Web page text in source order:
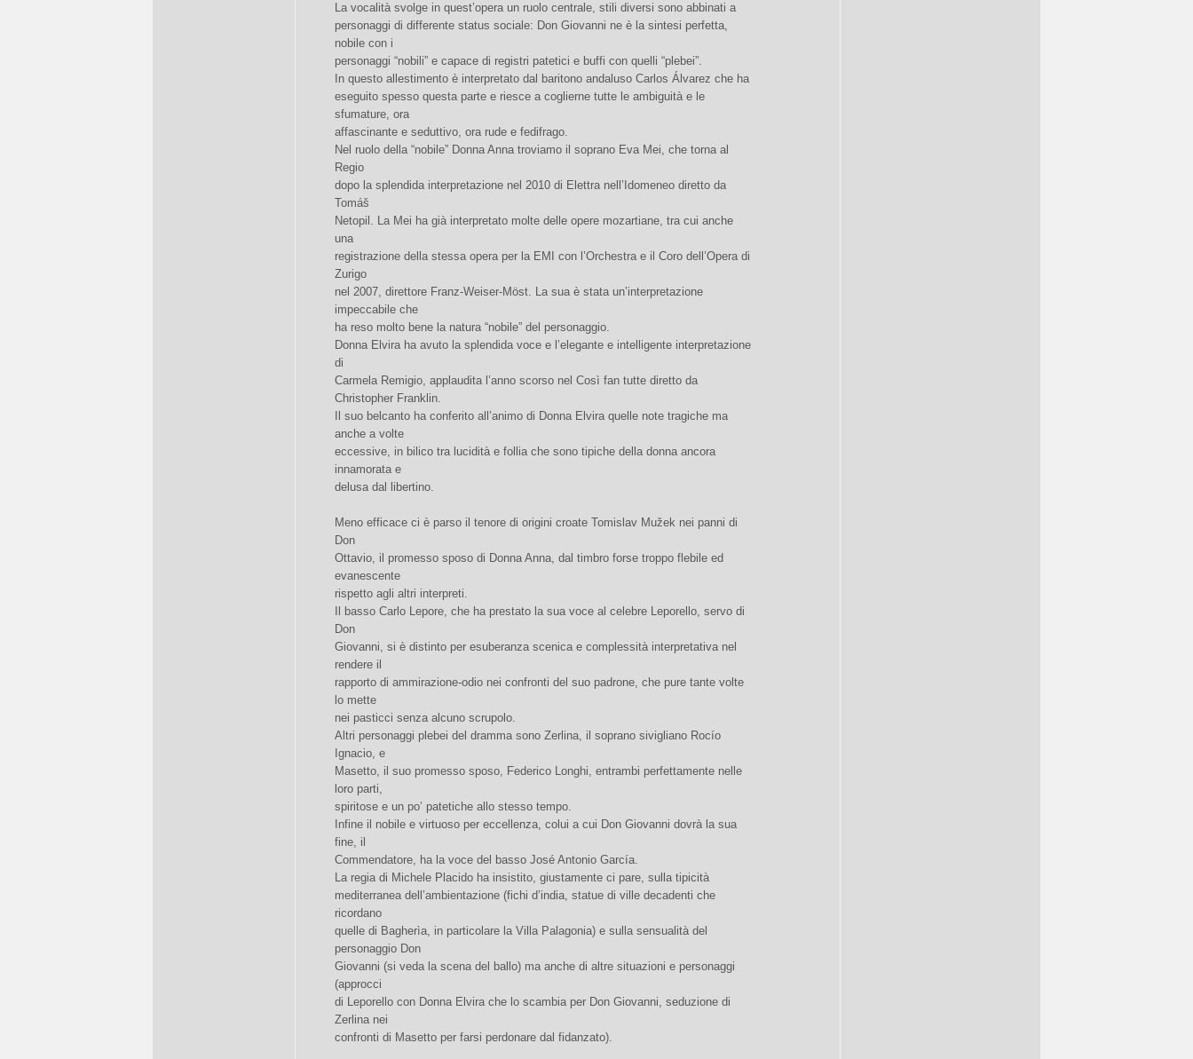
La vocalità svolge in quest’opera un ruolo centrale, stili diversi sono abbinati a
personaggi di differente status sociale: Don Giovanni ne è la sintesi perfetta,
nobile con i
personaggi “nobili” e capace di registri patetici e buffi con quelli “plebei”.
In questo allestimento è interpretato dal baritono andaluso Carlos Álvarez che ha
eseguito spesso questa parte e riesce a coglierne tutte le ambiguità e le
sfumature, ora
affascinante e seduttivo, ora rude e fedifrago.
Nel ruolo della “nobile” Donna Anna troviamo il soprano Eva Mei, che torna al
Regio
dopo la splendida interpretazione nel 2010 di Elettra nell’Idomeneo diretto da
Tomáš
Netopil. La Mei ha già interpretato molte delle opere mozartiane, tra cui anche
una
registrazione della stessa opera per la EMI con l’Orchestra e il Coro dell’Opera di
Zurigo
nel 2007, direttore Franz-Weiser-Möst. La sua è stata un’interpretazione
impeccabile che
ha reso molto bene la natura “nobile” del personaggio.
Donna Elvira ha avuto la splendida voce e l’elegante e intelligente interpretazione
di
Carmela Remigio, applaudita l’anno scorso nel Così fan tutte diretto da
Christopher Franklin.
Il suo belcanto ha conferito all’animo di Donna Elvira quelle note tragiche ma
anche a volte
eccessive, in bilico tra lucidità e follia che sono tipiche della donna ancora
innamorata e
delusa dal libertino.
Meno efficace ci è parso il tenore di origini croate Tomislav Mužek nei panni di
Don
Ottavio, il promesso sposo di Donna Anna, dal timbro forse troppo flebile ed
evanescente
rispetto agli altri interpreti.
Il basso Carlo Lepore, che ha prestato la sua voce al celebre Leporello, servo di
Don
Giovanni, si è distinto per esuberanza scenica e complessità interpretativa nel
rendere il
rapporto di ammirazione-odio nei confronti del suo padrone, che pure tante volte
lo mette
nei pasticci senza alcuno scrupolo.
Altri personaggi plebei del dramma sono Zerlina, il soprano sivigliano Rocío
Ignacio, e
Masetto, il suo promesso sposo, Federico Longhi, entrambi perfettamente nelle
loro parti,
spiritose e un po’ patetiche allo stesso tempo.
Infine il nobile e virtuoso per eccellenza, colui a cui Don Giovanni dovrà la sua
fine, il
Commendatore, ha la voce del basso José Antonio García.
La regia di Michele Placido ha insistito, giustamente ci pare, sulla tipicità
mediterranea dell’ambientazione (fichi d’india, statue di ville decadenti che
ricordano
quelle di Bagherìa, in particolare la Villa Palagonia) e sulla sensualità del
personaggio Don
Giovanni (si veda la scena del ballo) ma anche di altre situazioni e personaggi
(approcci
di Leporello con Donna Elvira che lo scambia per Don Giovanni, seduzione di
Zerlina nei
confronti di Masetto per farsi perdonare dal fidanzato).